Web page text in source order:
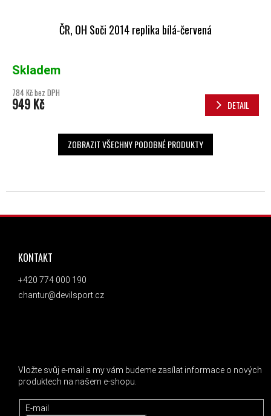
ČR, OH Soči 2014 replika bílá-červená
Skladem
784 Kč bez DPH
949 Kč DETAIL
ZOBRAZIT VŠECHNY PODOBNÉ PRODUKTY
ZÁPATÍ
KONTAKT
+420 774 000 190
chantur@devilsport.cz
Vložte svůj e-mail a my vám budeme zasílat informace o nových
produktech na našem e-shopu.
E-mail